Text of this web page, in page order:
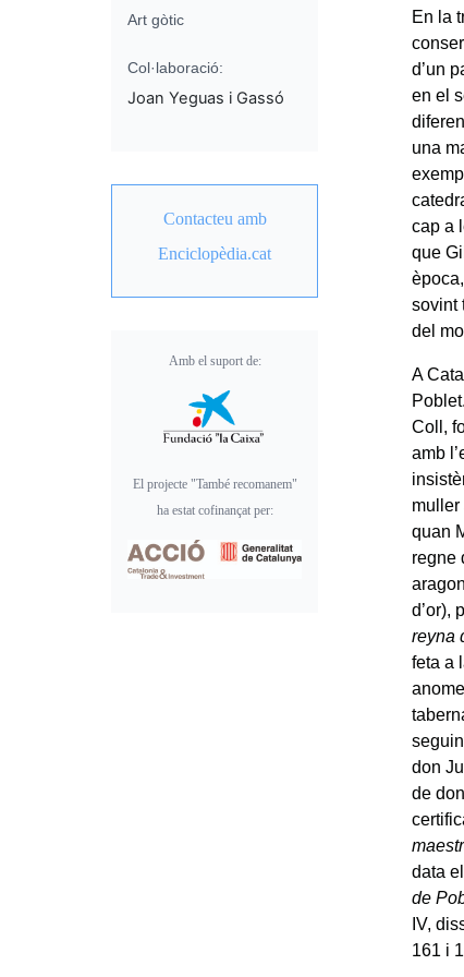
En la
d’un
en el
una
cap a
que
sovint
del
A
Coll,
amb
muller
quan
regne
d’or),
reyna
feta a
don
de
data
de
IV,
161 i
Art gòtic
Col·laboració:
Joan Yeguas i Gassó
Contacteu amb
Enciclopèdia.cat
Amb el suport de:
El projecte "També recomanem"
ha estat cofinançat per: